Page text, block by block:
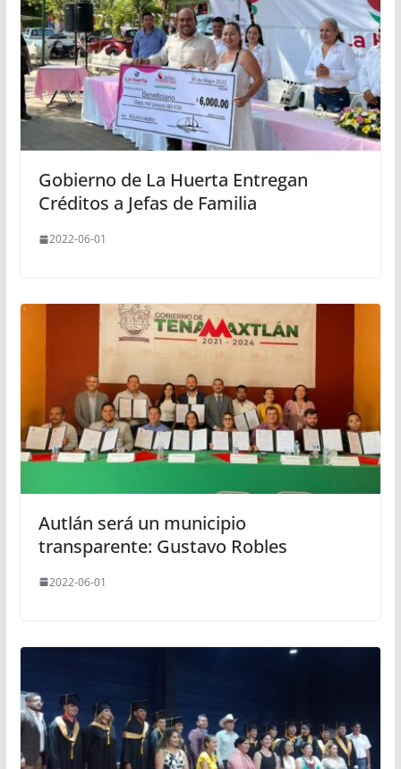
Gobierno de La Huerta Entregan
Créditos a Jefas de Familia
2022-06-01
Autlán será un municipio
transparente: Gustavo Robles
2022-06-01